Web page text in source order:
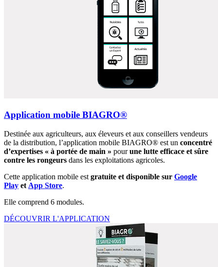
Application mobile BIAGRO®
Destinée aux agriculteurs, aux éleveurs et aux conseillers vendeurs
de la distribution, l’application mobile BIAGRO® est un concentré
d’expertises « à portée de main » pourune lutte efficace et sûre
contre les rongeurs dans les exploitations agricoles.
Cette application mobile est gratuite et disponible sur Google
Play et App Store.
Elle comprend 6 modules.
DÉCOUVRIR L'APPLICATION